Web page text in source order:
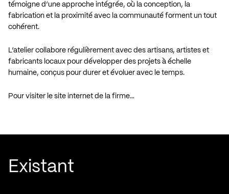
témoigne d’une approche intégrée, où la conception, la
fabrication et la proximité avec la communauté forment un tout
cohérent.
L’atelier collabore régulièrement avec des artisans, artistes et
fabricants locaux pour développer des projets à échelle
humaine, conçus pour durer et évoluer avec le temps.
Pour visiter le site internet de la firme…
Existant